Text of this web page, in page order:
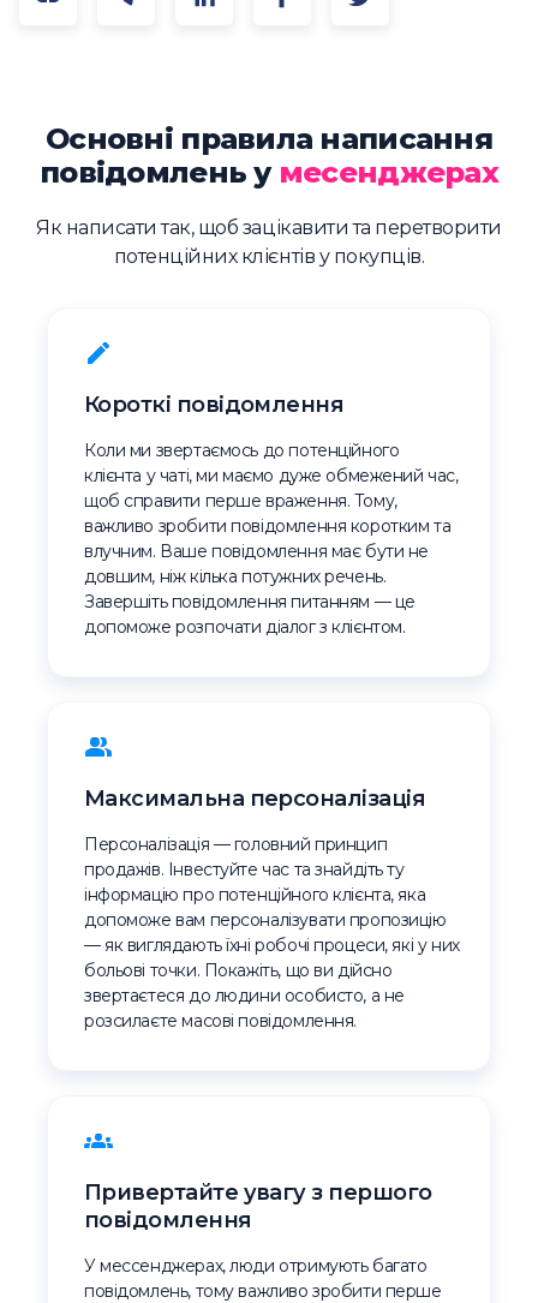
Основні правила написання
повідомлень у месенджерах
Як написати так, щоб зацікавити та перетворити
потенційних клієнтів у покупців.
Короткі повідомлення
Коли ми звертаємось до потенційного
клієнта у чаті, ми маємо дуже обмежений час,
щоб справити перше враження. Тому,
важливо зробити повідомлення коротким та
влучним. Ваше повідомлення має бути не
довшим, ніж кілька потужних речень.
Завершіть повідомлення питанням — це
допоможе розпочати діалог з клієнтом.
Максимальна персоналізація
Персоналізація — головний принцип
продажів. Інвестуйте час та знайдіть ту
інформацію про потенційного клієнта, яка
допоможе вам персоналізувати пропозицію
— як виглядають їхні робочі процеси, які у них
больові точки. Покажіть, що ви дійсно
звертаєтеся до людини особисто, а не
розсилаєте масові повідомлення.
Привертайте увагу з першого
повідомлення
У мессенджерах, люди отримують багато
повідомлень, тому важливо зробити перше